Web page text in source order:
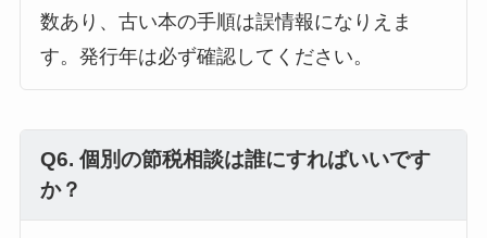
数あり、古い本の手順は誤情報になりえま
す。発行年は必ず確認してください。
Q6. 個別の節税相談は誰にすればいいです
か？